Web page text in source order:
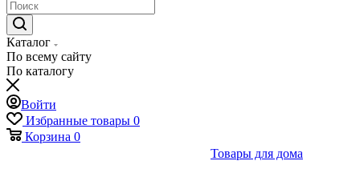
Каталог
По всему сайту
По каталогу
Войти
Избранные товары 0
Корзина 0
Товары для дома